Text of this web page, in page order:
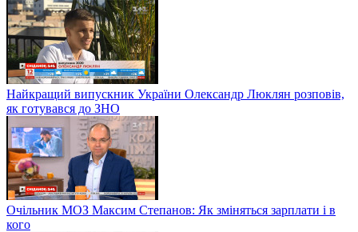
Найкращий випускник України Олександр Люклян розповів,
як готувався до ЗНО
Очільник МОЗ Максим Степанов: Як зміняться зарплати і в
кого